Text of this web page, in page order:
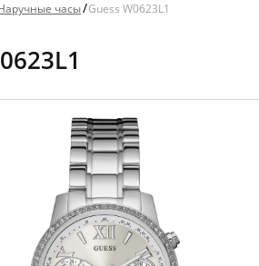
часы Guess W0623L1